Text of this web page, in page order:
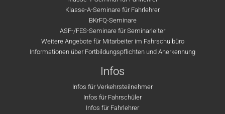
Klasse-A-Seminare für Fahrlehrer
BKrFQ-Seminare
ASF-/FES-Seminare für Seminarleiter
Weitere Angebote für Mitarbeiter im Fahrschulbüro
Informationen über Fortbildungspflichten und Anerkennung
Infos
Infos für Verkehrsteilnehmer
Infos für Fahrschüler
Infos für Fahrlehrer